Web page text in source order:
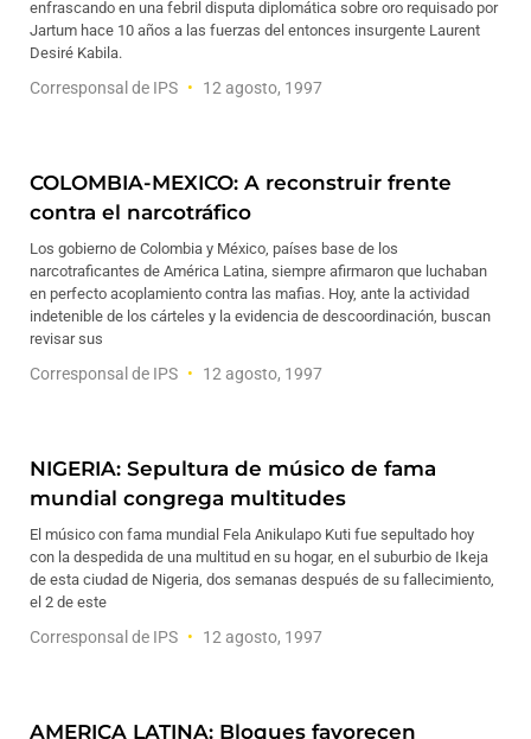
enfrascando en una febril disputa diplomática sobre oro requisado por
Jartum hace 10 años a las fuerzas del entonces insurgente Laurent
Desiré Kabila.
Corresponsal de IPS 12 agosto, 1997
COLOMBIA-MEXICO: A reconstruir frente
contra el narcotráfico
Los gobierno de Colombia y México, países base de los
narcotraficantes de América Latina, siempre afirmaron que luchaban
en perfecto acoplamiento contra las mafias. Hoy, ante la actividad
indetenible de los cárteles y la evidencia de descoordinación, buscan
revisar sus
Corresponsal de IPS 12 agosto, 1997
NIGERIA: Sepultura de músico de fama
mundial congrega multitudes
El músico con fama mundial Fela Anikulapo Kuti fue sepultado hoy
con la despedida de una multitud en su hogar, en el suburbio de Ikeja
de esta ciudad de Nigeria, dos semanas después de su fallecimiento,
el 2 de este
Corresponsal de IPS 12 agosto, 1997
AMERICA LATINA: Bloques favorecen